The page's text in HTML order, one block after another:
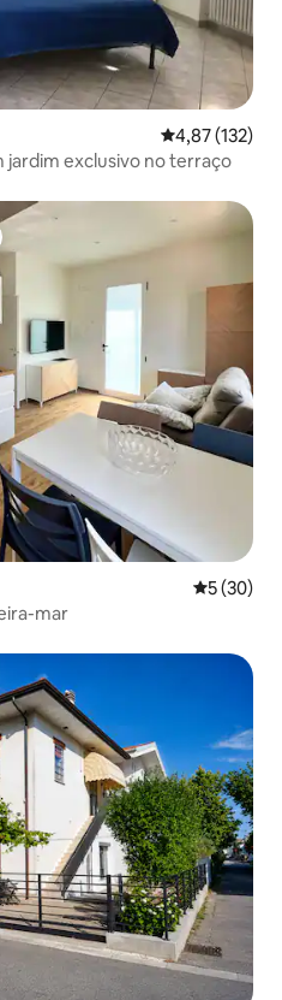
4,87 de uma
4,87 (132)
jardim exclusivo no terraço
dos hóspedes
5 de uma
5 (30)
mar